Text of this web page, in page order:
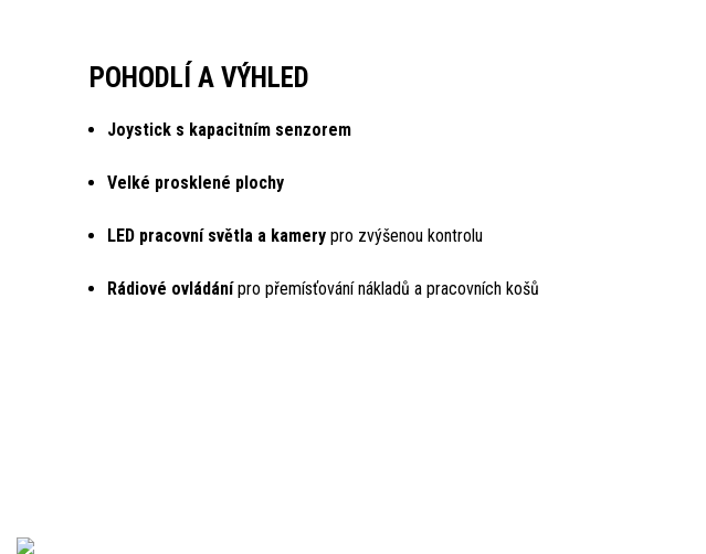
POHODLÍ A VÝHLED
Joystick s kapacitním senzorem
Velké prosklené plochy
LED pracovní světla a kamerypro zvýšenou kontrolu
Rádiové ovládánípro přemísťování nákladů a pracovních košů